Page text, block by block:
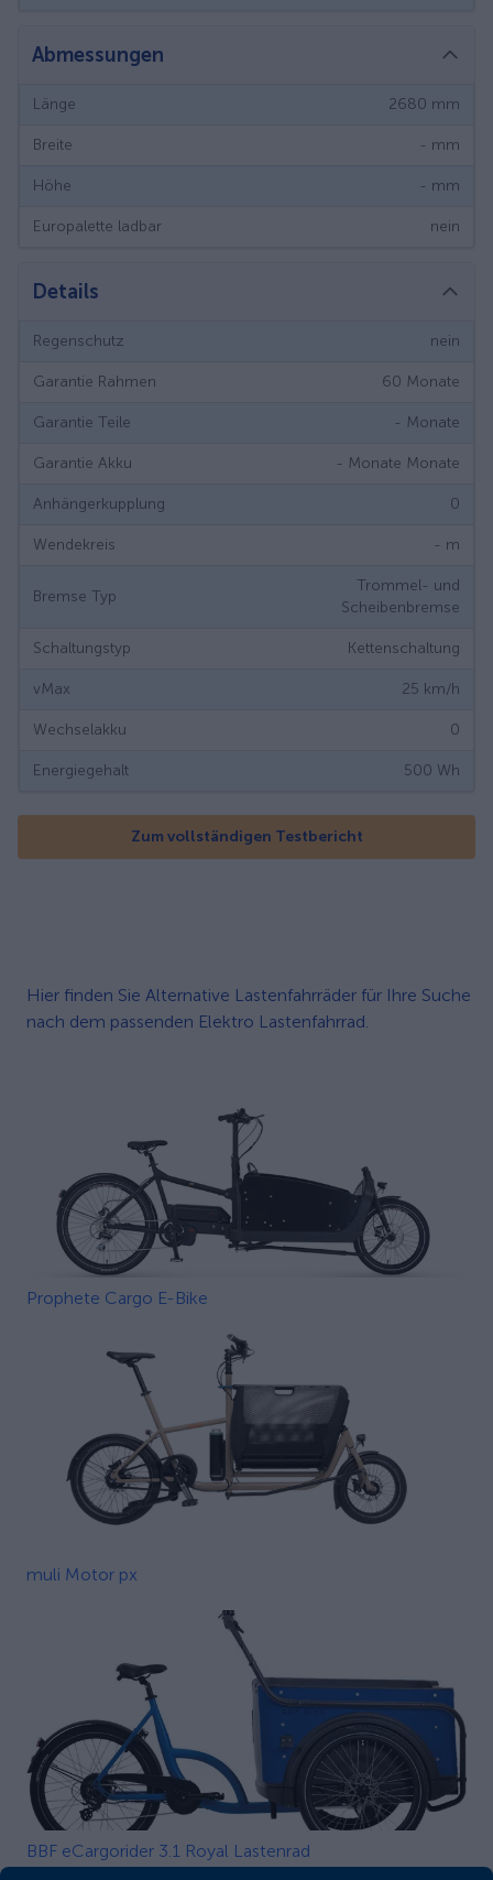
Abmessungen
Länge 2680 mm
Breite - mm
Höhe - mm
Europalette ladbar nein
Details
Regenschutz nein
Garantie Rahmen 60 Monate
Garantie Teile - Monate
Garantie Akku - Monate Monate
Anhängerkupplung 0
Wendekreis - m
Bremse Typ
Trommel- und
Scheibenbremse
Schaltungstyp Kettenschaltung
vMax 25 km/h
Wechselakku 0
Energiegehalt 500 Wh
Zum vollständigen Testbericht
Hier finden Sie Alternative Lastenfahrräder für Ihre Suche
nach dem passenden Elektro Lastenfahrrad.
Prophete Cargo E-Bike
muli Motor px
BBF eCargorider 3.1 Royal Lastenrad